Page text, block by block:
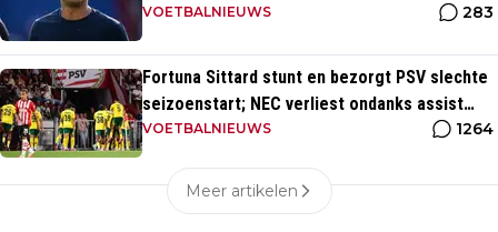
Heerenveen
VOETBALNIEUWS 283
Fortuna Sittard stunt en bezorgt PSV slechte
seizoenstart; NEC verliest ondanks assist
Tadic
VOETBALNIEUWS 1264
Meer artikelen